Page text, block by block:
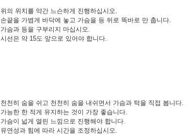
위의 위치를 약간 느슨하게 진행하십시오.
손끝을 가볍게 바닥에 놓고 가슴을 등 뒤로 똑바로 만 춥니다.
가슴과 등을 구부리지 마십시오.
시선은 약 15도 앞으로 있어야 합니다.
천천히 숨을 쉬고 천천히 숨을 내쉬면서 가슴과 턱을 직접 봅니다.
가능한 한 적게 유지하는 것이 가장 좋습니다.
가슴이 넓게 열린 느낌으로 진행해야 합니다.
유연성과 힘에 따라 시간을 조정하십시오.